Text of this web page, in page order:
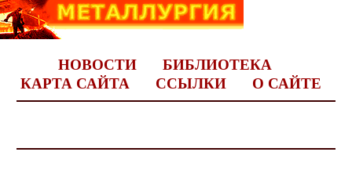
НОВОСТИ
БИБЛИОТЕКА
КАРТА САЙТА
ССЫЛКИ О САЙТЕ